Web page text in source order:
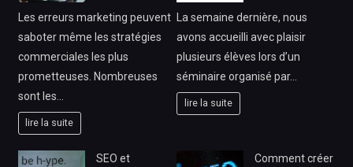
Les erreurs marketing peuvent
saboter même les stratégies
commerciales les plus
prometteuses. Nombreuses
sont les…
lire la suite
La semaine dernière, nous
avons accueilli avec plaisir
plusieurs élèves lors d’un
séminaire organisé par…
lire la suite
SEO et Comment créer